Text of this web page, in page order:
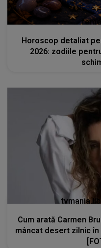
Horoscop detaliat
2026: zodiile
Cum arată Carmen
mâncat desert zilnic în